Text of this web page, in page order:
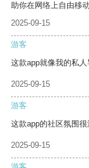
助你在网络上自由移动
2025-09-15
游客
这款app就像我的私人
2025-09-15
游客
这款app的社区氛围很
2025-09-15